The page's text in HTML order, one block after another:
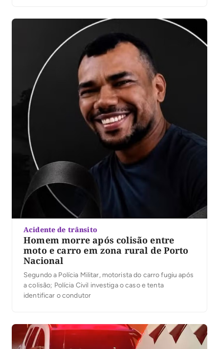
Acidente de trânsito
Homem morre após colisão entre
moto e carro em zona rural de Porto
Nacional
Segundo a Polícia Militar, motorista do carro fugiu após
a colisão; Polícia Civil investiga o caso e tenta
identificar o condutor